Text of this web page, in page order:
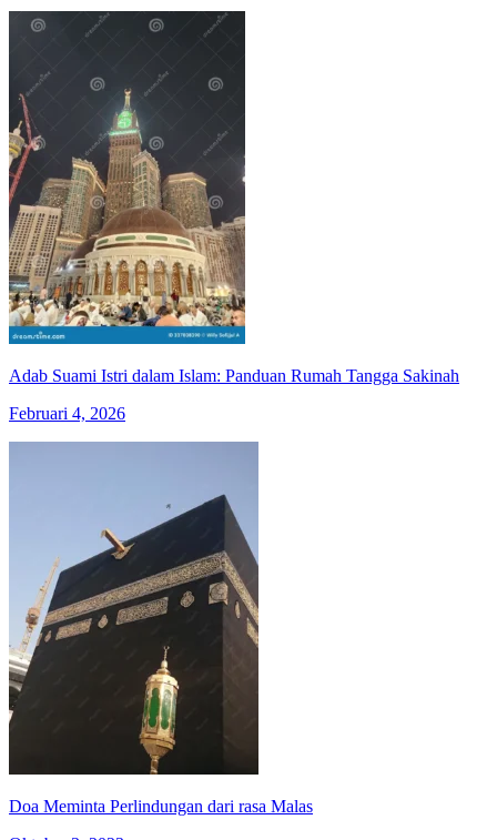
Adab Suami Istri dalam Islam: Panduan Rumah Tangga Sakinah
Februari 4, 2026
Doa Meminta Perlindungan dari rasa Malas